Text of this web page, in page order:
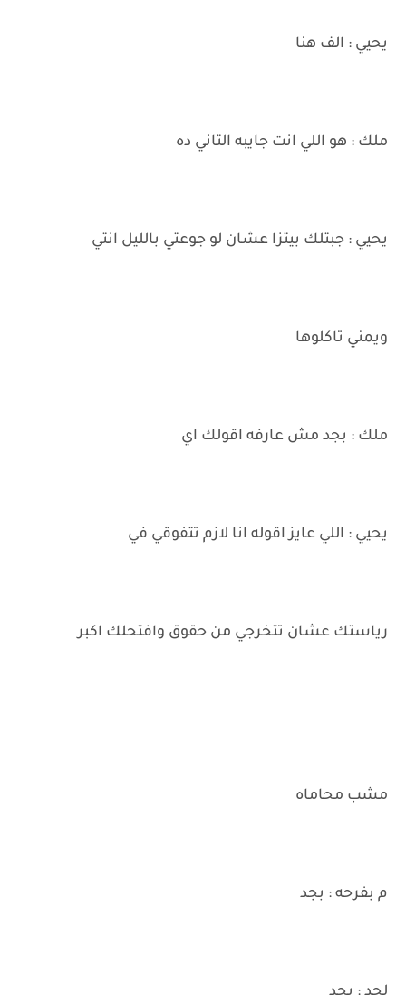
يحيي : الف هنا
ملك : هو اللي انت جايبه التاني ده
يحيي : جبتلك بيتزا عشان لو جوعتي بالليل انتي
ويمني تاكلوها
ملك : بجد مش عارفه اقولك اي
يحيي : اللي عايز اقوله انا لازم تتفوقي في
رياستك عشان تتخرجي من حقوق وافتحلك اكبر
مشب محاماه
م بفرحه : بجد